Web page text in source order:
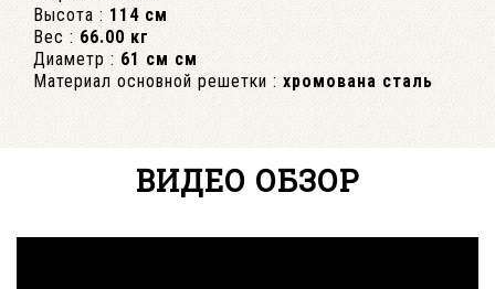
Высота : 114 см
Вес : 66.00 кг
Диаметр : 61 см см
Материал основной решетки : хромована сталь
ВИДЕО ОБЗОР